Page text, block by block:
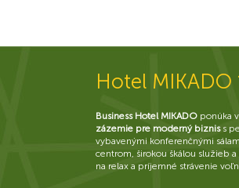
Hotel
Business Hotel MIKADO ponúka
zázemie pre moderný bizniss
vybavenými konferenčnými
centrom, širokou škálou služieb
na relax a príjemné strávenie